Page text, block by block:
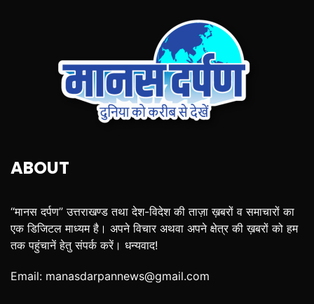
ABOUT
“मानस दर्पण” उत्तराखण्ड तथा देश-विदेश की ताज़ा ख़बरों व समाचारों का
एक डिजिटल माध्यम है। अपने विचार अथवा अपने क्षेत्र की ख़बरों को हम
तक पहुंचानें हेतु संपर्क करें। धन्यवाद!
Email: manasdarpannews@gmail.com